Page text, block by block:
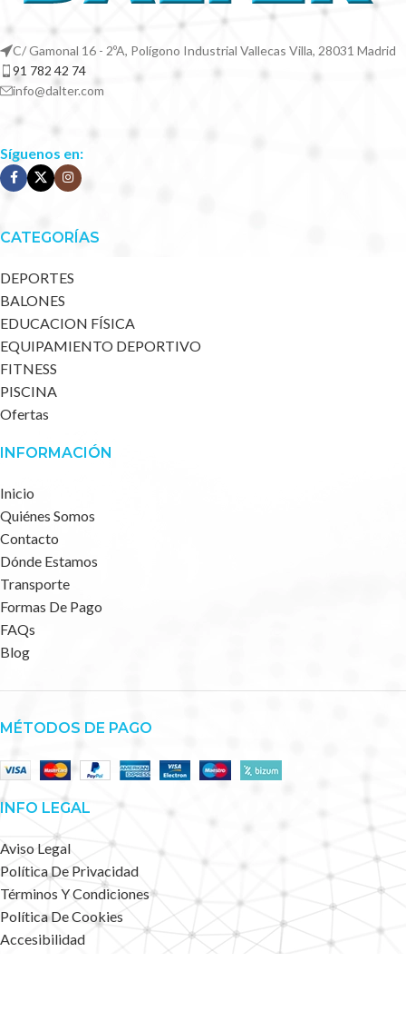
C/ Gamonal 16 - 2ºA, Polígono Industrial Vallecas Villa, 28031 Madrid
91 782 42 74
info@dalter.com
Síguenos en:
CATEGORÍAS
DEPORTES
BALONES
EDUCACION FÍSICA
EQUIPAMIENTO DEPORTIVO
FITNESS
PISCINA
Ofertas
INFORMACIÓN
Inicio
Quiénes Somos
Contacto
Dónde Estamos
Transporte
Formas De Pago
FAQs
Blog
MÉTODOS DE PAGO
INFO LEGAL
Aviso Legal
Política De Privacidad
Términos Y Condiciones
Política De Cookies
Accesibilidad